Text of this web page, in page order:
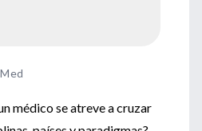
médico se atreve a cruzar